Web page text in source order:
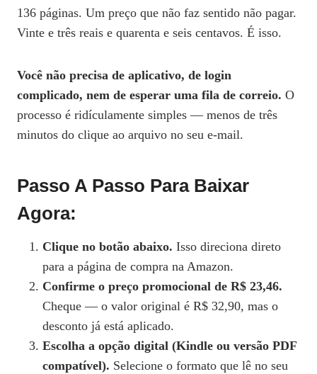
136 páginas. Um preço que não faz sentido não pagar.
Vinte e três reais e quarenta e seis centavos. É isso.
Você não precisa de aplicativo, de login
complicado, nem de esperar uma fila de correio. O
processo é ridículamente simples — menos de três
minutos do clique ao arquivo no seu e-mail.
Passo A Passo Para Baixar
Agora:
Clique no botão abaixo. Isso direciona direto
para a página de compra na Amazon.
Confirme o preço promocional de R$ 23,46.
Cheque — o valor original é R$ 32,90, mas o
desconto já está aplicado.
Escolha a opção digital (Kindle ou versão PDF
compatível). Selecione o formato que lê no seu